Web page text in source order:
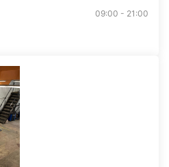
09:00 - 21:00